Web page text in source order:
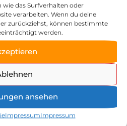
das Surfverhalten oder
verarbeiten. Wenn du deine
zurückziehst, können bestimmte
werden.
ansehen
ImpressumImpressum
bereits am nächsten
Zwischenzeit einfach auf
muehle.de für den
so früh wie möglich
Kurse starten!
Filter verwenden, um den
leichter zu finden.